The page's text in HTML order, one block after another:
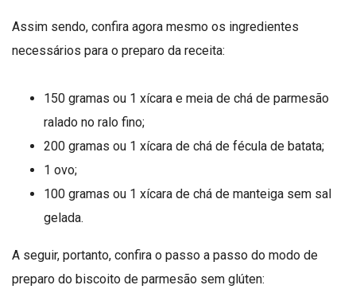
Assim sendo, confira agora mesmo os ingredientes
necessários para o preparo da receita:
150 gramas ou 1 xícara e meia de chá de parmesão
ralado no ralo fino;
200 gramas ou 1 xícara de chá de fécula de batata;
1 ovo;
100 gramas ou 1 xícara de chá de manteiga sem sal
gelada.
A seguir, portanto, confira o passo a passo do modo de
preparo do biscoito de parmesão sem glúten: